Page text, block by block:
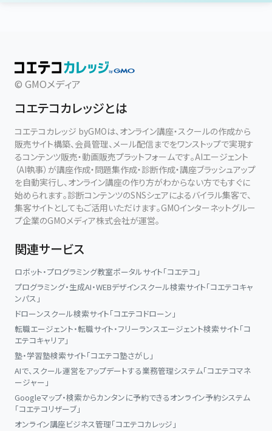
© GMOメディア
コエテコカレッジとは
コエテコカレッジ byGMOは、オンライン講座・スクールの作成から
販売サイト構築、会員管理、メール配信までをワンストップで実現す
るコンテンツ販売・動画販売プラットフォームです。AIエージェント
（AI執事）が講座作成・問題集作成・診断作成・講座ブラッシュアップ
を自動実行し、オンライン講座の作り方がわからない方でもすぐに
始められます。診断コンテンツのSNSシェアによるバイラル集客で、
集客サイトとしてもご活用いただけます。GMOインターネットグルー
プ企業のGMOメディア株式会社が運営。
関連サービス
ロボット・プログラミング教室ポータルサイト「コエテコ」
プログラミング・生成AI・WEBデザインスクール検索サイト「コエテコキャ
ンパス」
ドローンスクール検索サイト「コエテコドローン」
転職エージェント・転職サイト・フリーランスエージェント検索サイト「コ
エテコキャリア」
塾・学習塾検索サイト「コエテコ塾さがし」
AIで、スクール運営をアップデートする業務管理システム「コエテコマネ
ージャー」
Googleマップ・検索からカンタンに予約できるオンライン予約システム
「コエテコリザーブ」
オンライン講座ビジネス管理「コエテコカレッジ」